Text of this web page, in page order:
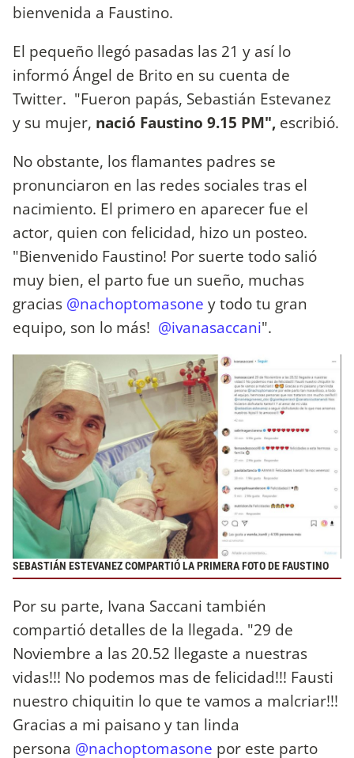
bienvenida a Faustino.
El pequeño llegó pasadas las 21 y así lo
informó Ángel de Brito en su cuenta de
Twitter. "Fueron papás, Sebastián Estevanez
y su mujer, nació Faustino 9.15 PM", escribió.
No obstante, los flamantes padres se
pronunciaron en las redes sociales tras el
nacimiento. El primero en aparecer fue el
actor, quien con felicidad, hizo un posteo.
"Bienvenido Faustino! Por suerte todo salió
muy bien, el parto fue un sueño, muchas
gracias @nachoptomasone y todo tu gran
equipo, son lo más! @ivanasaccani".
SEBASTIÁN ESTEVANEZ COMPARTIÓ LA PRIMERA FOTO DE FAUSTINO
Por su parte, Ivana Saccani también
compartió detalles de la llegada. "29 de
Noviembre a las 20.52 llegaste a nuestras
vidas!!! No podemos mas de felicidad!!! Fausti
nuestro chiquitin lo que te vamos a malcriar!!!
Gracias a mi paisano y tan linda
persona @nachoptomasone por este parto